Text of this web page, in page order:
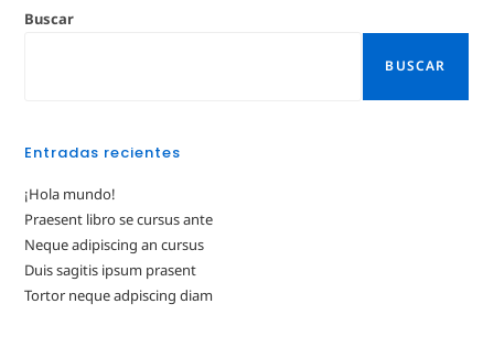
Buscar
BUSCAR
Entradas recientes
¡Hola mundo!
Praesent libro se cursus ante
Neque adipiscing an cursus
Duis sagitis ipsum prasent
Tortor neque adpiscing diam